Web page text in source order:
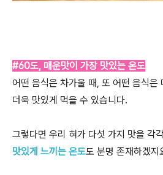
#60도, 매운맛이 가장 맛있는 온도
어떤 음식은 차가울 때, 또 어떤 음식은
더욱 맛있게 먹을 수 있습니다.
그렇다면 우리 혀가 다섯 가지 맛을 각
맛있게 느끼는 온도도 분명 존재하겠지